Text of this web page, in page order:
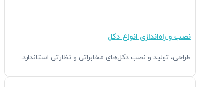
نصب و راه‌اندازی انواع دکل
طراحی، تولید و نصب دکل‌های مخابراتی و نظارتی استاندارد.